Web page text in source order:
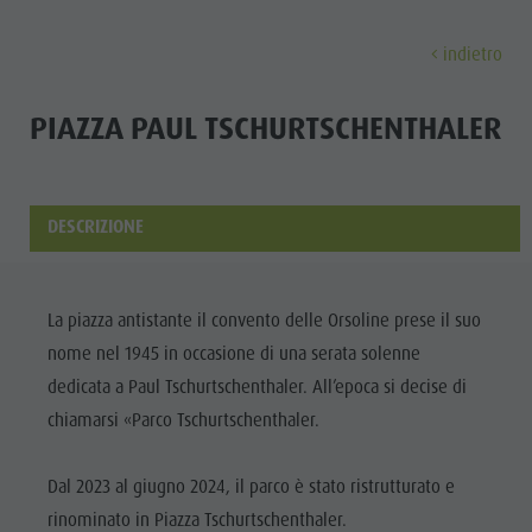
MUSEI
Scopri
Tutti gli
eventi
Benessere
bambini
Attrazioni
Località e dintorni
Highlight Events
Tutti gli eventi
Benessere
Guida A-Z
Escursioni
Sentieri tematici
Golf
Parapendio
Volo in mongolfiera
Arrampicare
Offerte
Mobilità locale
Come arrivare
Webcam
Meteo
Newsletter
Shopping
Visite guidate
Highlight Events
Must-sees
Ritiri
indietro
PIAZZA PAUL TSCHURTSCHENTHALER
DESCRIZIONE
La piazza antistante il convento delle Orsoline prese il suo
nome nel 1945 in occasione di una serata solenne
dedicata a Paul Tschurtschenthaler. All’epoca si decise di
chiamarsi «Parco Tschurtschenthaler.
Dal 2023 al giugno 2024, il parco è stato ristrutturato e
rinominato in Piazza Tschurtschenthaler.